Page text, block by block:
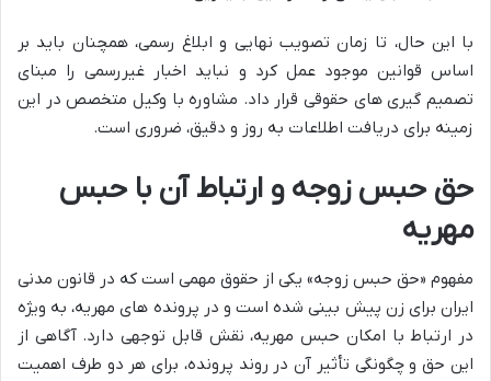
با این حال، تا زمان تصویب نهایی و ابلاغ رسمی، همچنان باید بر
اساس قوانین موجود عمل کرد و نباید اخبار غیررسمی را مبنای
تصمیم گیری های حقوقی قرار داد. مشاوره با وکیل متخصص در این
زمینه برای دریافت اطلاعات به روز و دقیق، ضروری است.
حق حبس زوجه و ارتباط آن با حبس
مهریه
مفهوم «حق حبس زوجه» یکی از حقوق مهمی است که در قانون مدنی
ایران برای زن پیش بینی شده است و در پرونده های مهریه، به ویژه
در ارتباط با امکان حبس مهریه، نقش قابل توجهی دارد. آگاهی از
این حق و چگونگی تأثیر آن در روند پرونده، برای هر دو طرف اهمیت